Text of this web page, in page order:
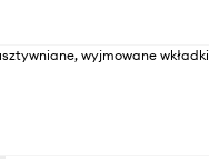
wyjmowane wkładki